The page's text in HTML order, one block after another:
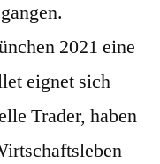
2021 eine
eignet sich
Trader, haben